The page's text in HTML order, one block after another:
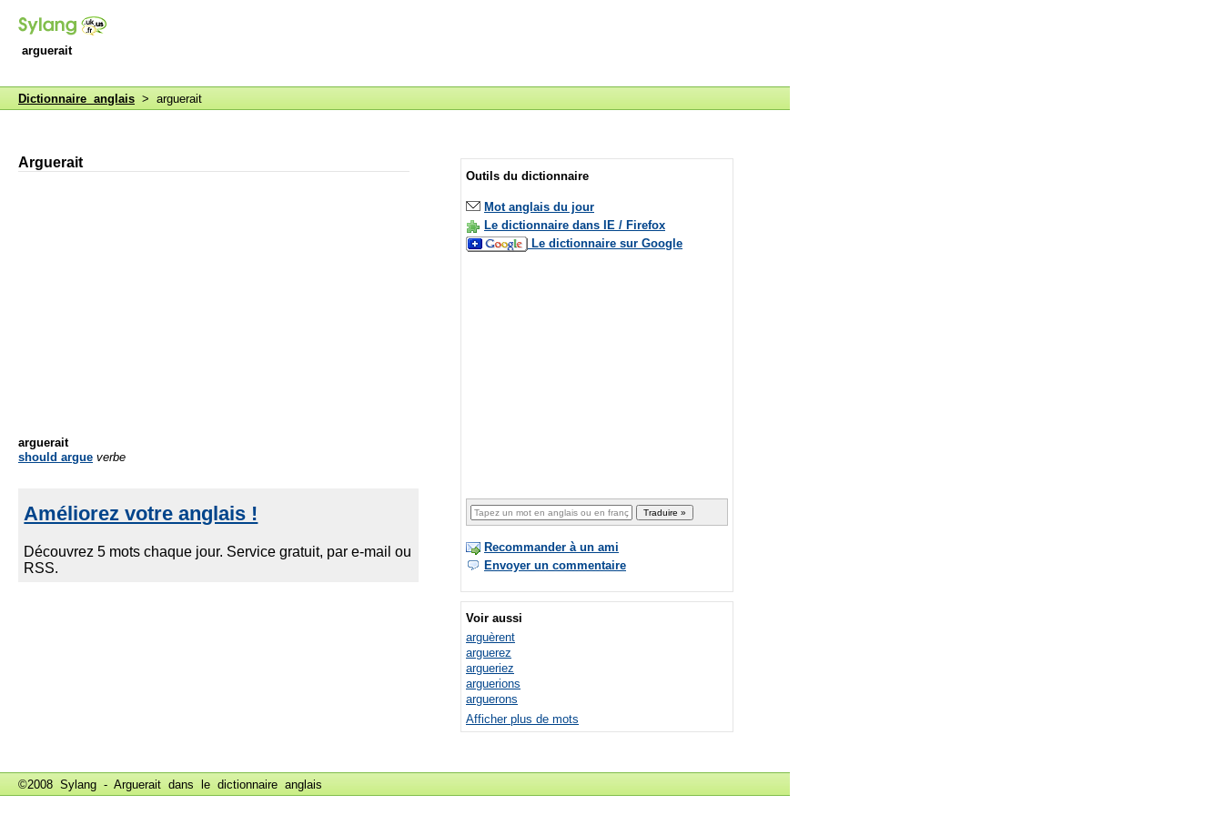
arguerait
Dictionnaire anglais > arguerait
Arguerait
arguerait
should argue verbe
Outils du dictionnaire
Mot anglais du jour
Le dictionnaire dans IE / Firefox
Le dictionnaire sur Google
Recommander à un ami
Envoyer un commentaire
Voir aussi
arguèrent
arguerez
argueriez
arguerions
arguerons
Afficher plus de mots
©2008 Sylang - Arguerait dans le dictionnaire anglais